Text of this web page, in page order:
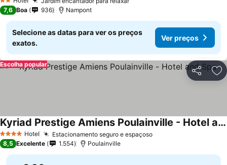
2 Estrelas
7,6 Boa 936 Nampont
Selecione as datas para ver os preços
exatos.
Ver preços
Partilhar
Escolha popular
4 EstrelasHotel Estacionamento seguro e espaçoso
Kyriad Prestige Amiens Poulainville - Hotel and Spa
8,5 Excelente 1.554 Poulainville